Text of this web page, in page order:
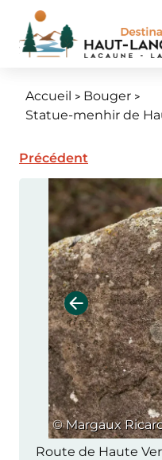
contenu
Fil
Accueil
Bouger
Statue-menhir de
Précédent
© Margaux
Route de Haute